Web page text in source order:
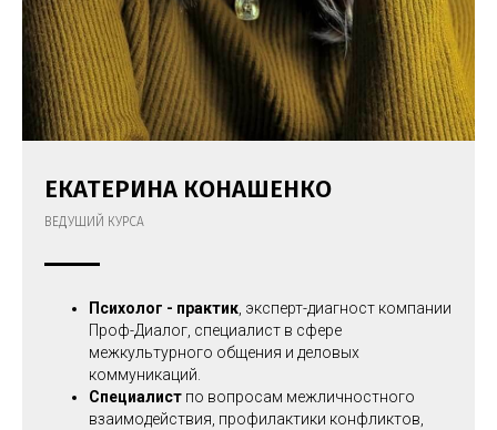
ЕКАТЕРИНА КОНАШЕНКО
ВЕДУЩИЙ КУРСА
Психолог - практик , эксперт-диагност компании
Проф-Диалог, специалист в сфере
межкультурного общения и деловых
коммуникаций.
Специалист по вопросам межличностного
взаимодействия, профилактики конфликтов,